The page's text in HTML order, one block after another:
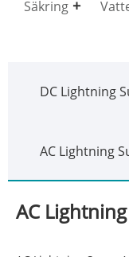
Säkring
DC Lightning
AC Lightning
AC